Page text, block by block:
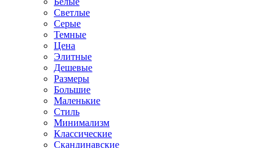
Светлые
Серые
Темные
Цена
Элитные
Дешевые
Размеры
Большие
Маленькие
Стиль
Минимализм
Классические
Скандинавские